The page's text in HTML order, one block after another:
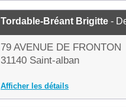
Tordable-Bréant Brigitte -
79 AVENUE DE FRONTON
31140 Saint-alban
Afficher les détails